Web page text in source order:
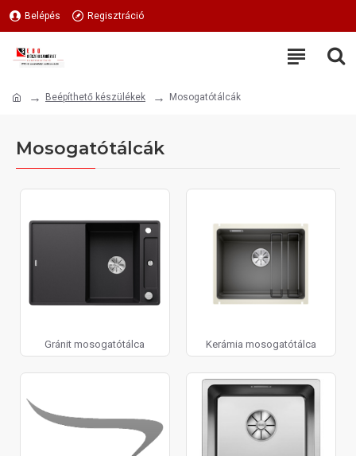
Belépés Regisztráció
Beépíthető készülékek Mosogatótálcák
Mosogatótálcák
Gránit mosogatótálca Kerámia mosogatótálca